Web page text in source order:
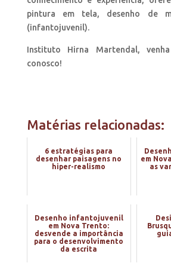
pintura em tela, desenho de
(infantojuvenil).
Instituto Hirna Martendal,
conosco!
Matérias relacionadas:
6 estratégias para
desenhar paisagens no
hiper-realismo
em
as
Desenho infantojuvenil
em Nova Trento:
desvende a importância
para o desenvolvimento
da escrita